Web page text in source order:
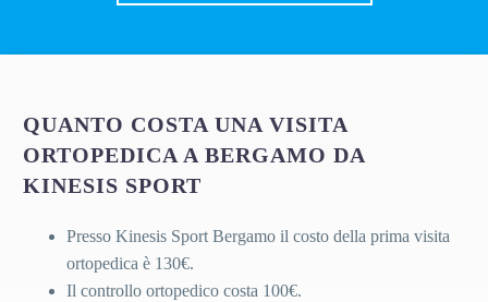
QUANTO COSTA UNA VISITA
ORTOPEDICA A BERGAMO DA
KINESIS SPORT
Presso Kinesis Sport Bergamo il costo della prima visita
ortopedica è 130€.
Il controllo ortopedico costa 100€.